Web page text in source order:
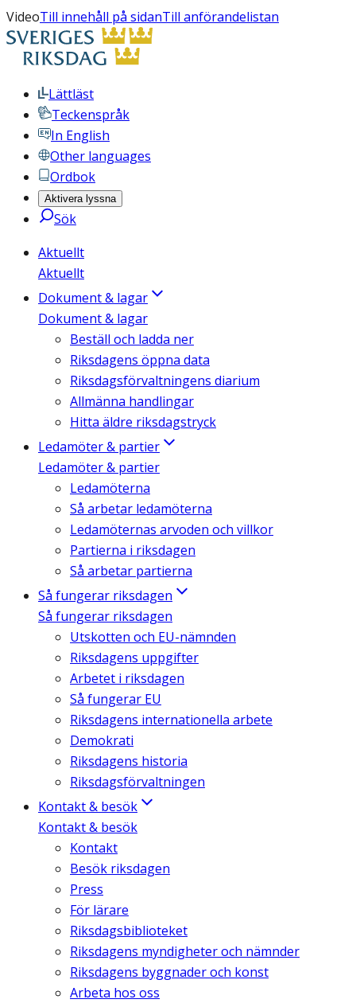
VideoTill innehåll på sidanTill anförandelistan
Lättläst
Teckenspråk
In English
Other languages
Ordbok
Aktivera lyssna
Sök
Aktuellt
Aktuellt
Dokument & lagar
Dokument & lagar
Beställ och ladda ner
Riksdagens öppna data
Riksdagsförvaltningens diarium
Allmänna handlingar
Hitta äldre riksdagstryck
Ledamöter & partier
Ledamöter & partier
Ledamöterna
Så arbetar ledamöterna
Ledamöternas arvoden och villkor
Partierna i riksdagen
Så arbetar partierna
Så fungerar riksdagen
Så fungerar riksdagen
Utskotten och EU-nämnden
Riksdagens uppgifter
Arbetet i riksdagen
Så fungerar EU
Riksdagens internationella arbete
Demokrati
Riksdagens historia
Riksdagsförvaltningen
Kontakt & besök
Kontakt & besök
Kontakt
Besök riksdagen
Press
För lärare
Riksdagsbiblioteket
Riksdagens myndigheter och nämnder
Riksdagens byggnader och konst
Arbeta hos oss